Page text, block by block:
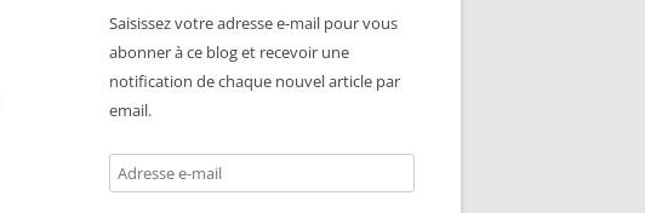
Saisissez votre adresse e-mail pour vous
abonner à ce blog et recevoir une
notification de chaque nouvel article par
email.
Adresse
e-